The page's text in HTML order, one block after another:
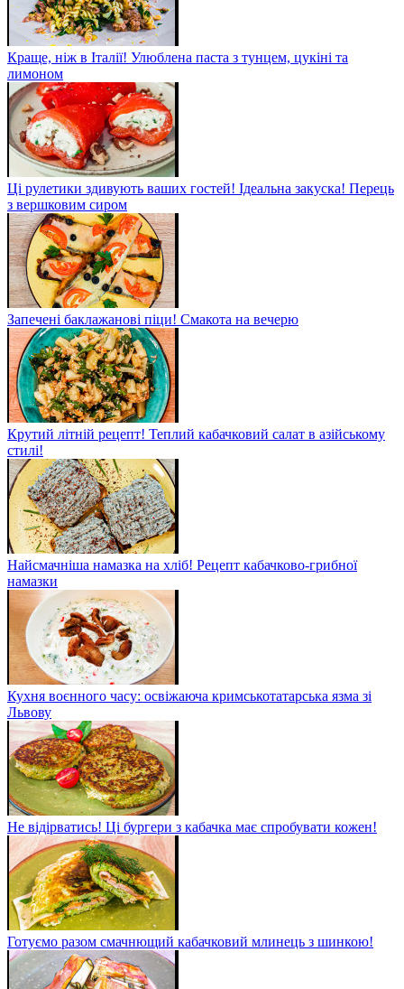
Краще, ніж в Італії! Улюблена паста з тунцем, цукіні та
лимоном
Ці рулетики здивують ваших гостей! Ідеальна закуска! Перець
з вершковим сиром
Запечені баклажанові піци! Смакота на вечерю
Крутий літній рецепт! Теплий кабачковий салат в азійському
стилі!
Найсмачніша намазка на хліб! Рецепт кабачково-грибної
намазки
Кухня воєнного часу: освіжаюча кримськотатарська язма зі
Львову
Не відірватись! Ці бургери з кабачка має спробувати кожен!
Готуємо разом смачнющий кабачковий млинець з шинкою!